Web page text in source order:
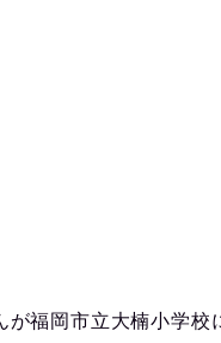
が福岡市立大楠小学校